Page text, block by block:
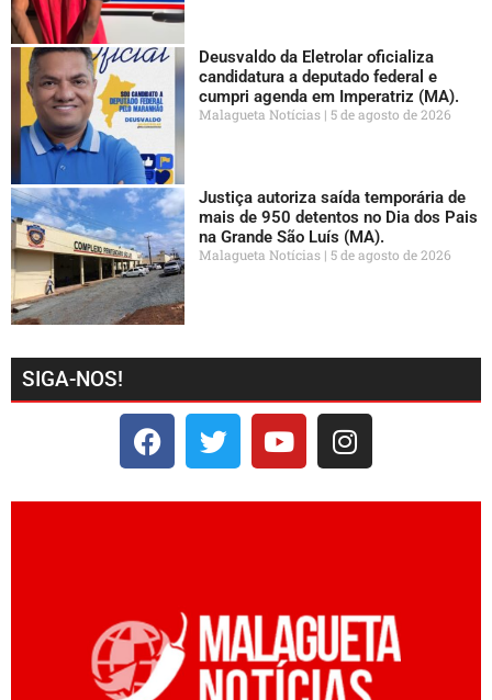
Deusvaldo da Eletrolar oficializa
candidatura a deputado federal e
cumpri agenda em Imperatriz (MA).
Malagueta Notícias 5 de agosto de 2026
Justiça autoriza saída temporária de
mais de 950 detentos no Dia dos Pais
na Grande São Luís (MA).
Malagueta Notícias 5 de agosto de 2026
SIGA-NOS!